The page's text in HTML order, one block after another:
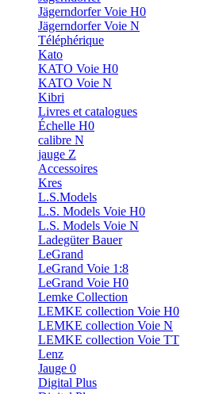
Jägerndorfer Voie H0
Jägerndorfer Voie N
Téléphérique
Kato
KATO Voie H0
KATO Voie N
Kibri
Livres et catalogues
Échelle H0
calibre N
jauge Z
Accessoires
Kres
L.S.Models
L.S. Models Voie H0
L.S. Models Voie N
Ladegüter Bauer
LeGrand
LeGrand Voie 1:8
LeGrand Voie H0
Lemke Collection
LEMKE collection Voie H0
LEMKE collection Voie N
LEMKE collection Voie TT
Lenz
Jauge 0
Digital Plus